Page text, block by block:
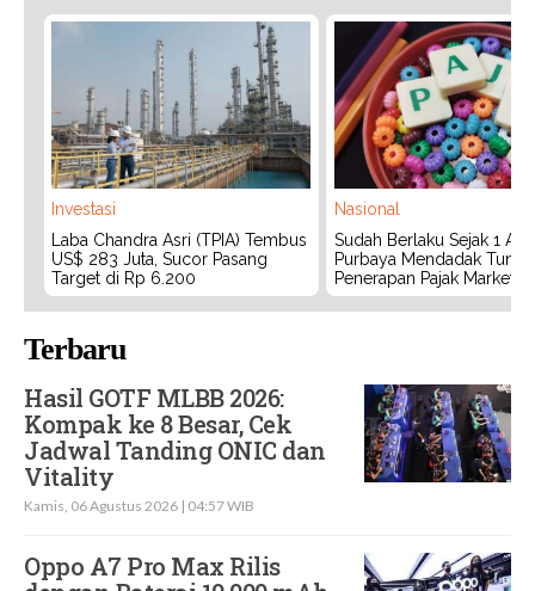
Investasi
Laba Chandra Asri (TPIA) Tembus
US$ 283 Juta, Sucor Pasang
Target di Rp 6.200
Nasional
Sudah Berlaku Sejak 1
Purbaya Mendadak Tunda
Penerapan Pajak
Terbaru
Hasil GOTF MLBB 2026:
Kompak ke 8 Besar, Cek
Jadwal Tanding ONIC dan
Vitality
Kamis, 06 Agustus 2026 | 04:57 WIB
Oppo A7 Pro Max Rilis